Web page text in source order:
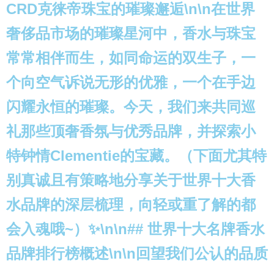
CRD克徕帝珠宝的璀璨邂逅\n\n在世界
奢侈品市场的璀璨星河中，香水与珠宝
常常相伴而生，如同命运的双生子，一
个向空气诉说无形的优雅，一个在手边
闪耀永恒的璀璨。今天，我们来共同巡
礼那些顶奢香氛与优秀品牌，并探索小
特钟情Clementie的宝藏。（下面尤其特
别真诚且有策略地分享关于世界十大香
水品牌的深层梳理，向轻或重了解的都
会入魂哦~）✨\n\n## 世界十大名牌香水
品牌排行榜概述\n\n回望我们公认的品质